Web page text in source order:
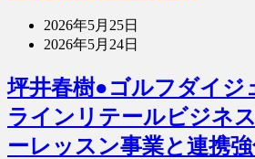
2026年5月25日
2026年5月24日
坪井春樹●ゴルフダイジ
ラインリテールビジネ
ーレッスン事業と連携